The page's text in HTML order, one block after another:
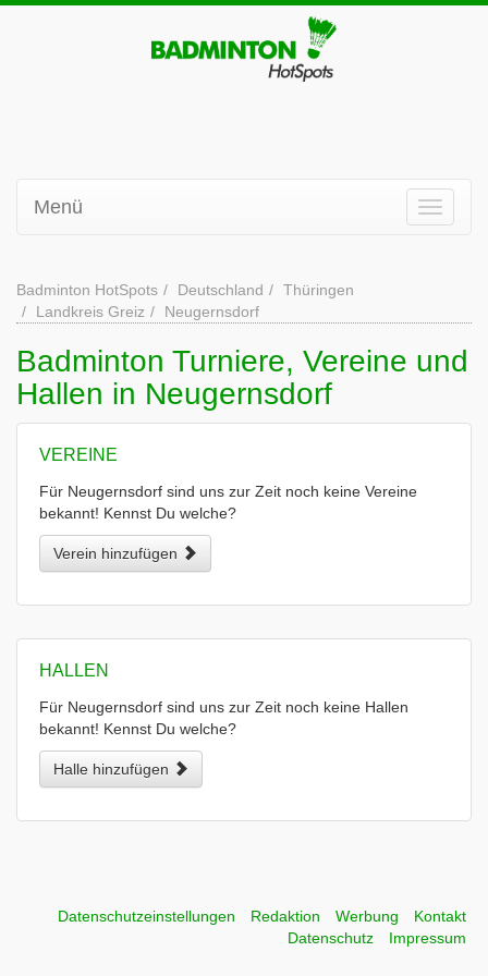
Menü
Badminton HotSpots Deutschland
Thüringen
Landkreis Greiz
Neugernsdorf
Badminton Turniere, Vereine und
Hallen in Neugernsdorf
VEREINE
Für Neugernsdorf sind uns zur Zeit noch keine Vereine
bekannt! Kennst Du welche?
Verein hinzufügen
HALLEN
Für Neugernsdorf sind uns zur Zeit noch keine Hallen
bekannt! Kennst Du welche?
Halle hinzufügen
Datenschutzeinstellungen Redaktion Werbung
Kontakt
Datenschutz
Impressum